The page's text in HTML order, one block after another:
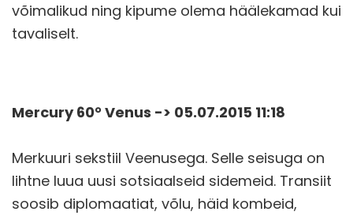
võimalikud ning kipume olema häälekamad kui
tavaliselt.
Mercury 60° Venus -> 05.07.2015 11:18
Merkuuri sekstiil Veenusega. Selle seisuga on
lihtne luua uusi sotsiaalseid sidemeid. Transiit
soosib diplomaatiat, võlu, häid kombeid,